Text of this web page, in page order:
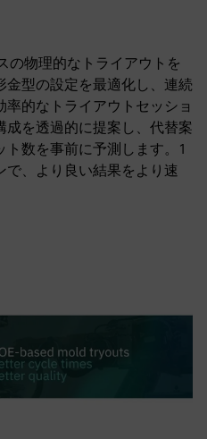
の物理的なトライアウトを
金型の設定を最適化し、連続
的なトライアウトセッショ
成を透過的に提案し、代替案
数を事前に予測します。1
、より良い結果をより速